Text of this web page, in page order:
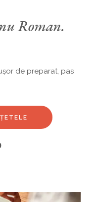
Roman.
de preparat, pas